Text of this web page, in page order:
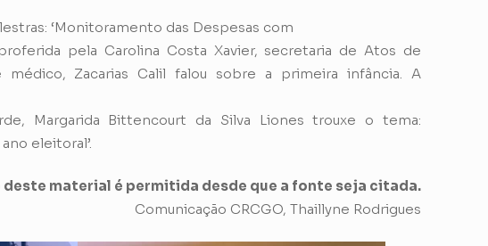
‘Monitoramento das Despesas com
pela Carolina Costa Xavier, secretaria de Atos de
médico, Zacarias Calil falou sobre a primeira infância. A
Margarida Bittencourt da Silva Liones trouxe o tema:
eleitoral’.
material é permitida desde que a fonte seja citada.
Comunicação CRCGO, Thaillyne Rodrigues